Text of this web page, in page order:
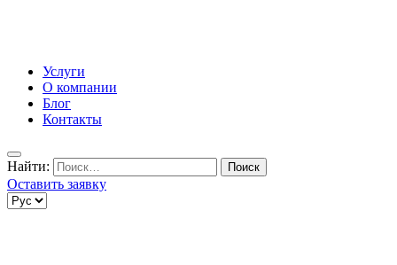
Услуги
О компании
Блог
Контакты
Найти:
Оставить заявку